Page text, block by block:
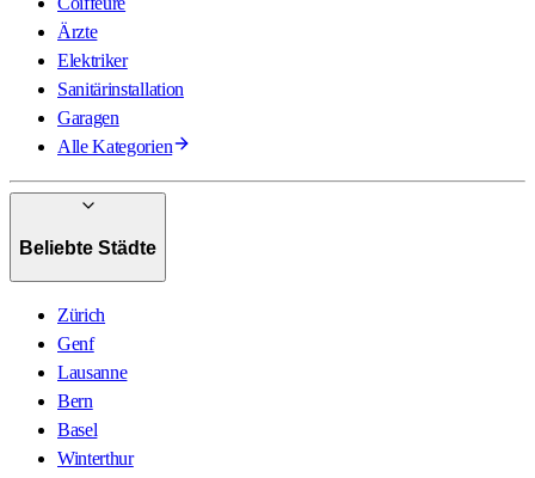
Ärzte
Elektriker
Sanitärinstallation
Garagen
Alle Kategorien
Beliebte Städte
Zürich
Genf
Lausanne
Bern
Basel
Winterthur